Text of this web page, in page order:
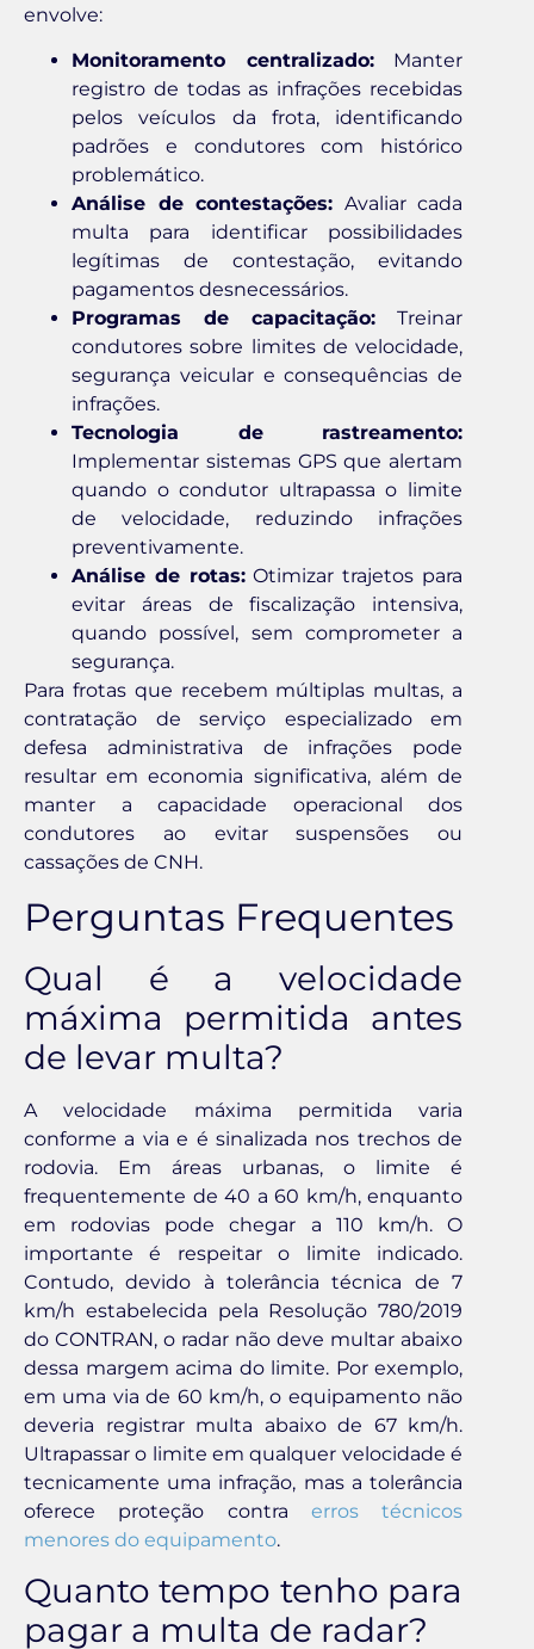
envolve:
Monitoramento centralizado:Manter
registro de todas as infrações recebidas
pelos veículos da frota, identificando
padrões e condutores com histórico
problemático.
Análise de contestações: Avaliar cada
multa para identificar possibilidades
legítimas de contestação, evitando
pagamentos desnecessários.
Programas de capacitação: Treinar
condutores sobre limites de velocidade,
segurança veicular e consequências de
infrações.
Tecnologia de rastreamento:
Implementar sistemas GPS que alertam
quando o condutor ultrapassa o limite
de velocidade, reduzindo infrações
preventivamente.
Análise de rotas:Otimizar trajetos para
evitar áreas de fiscalização intensiva,
quando possível, sem comprometer a
segurança.
Para frotas que recebem múltiplas multas, a
contratação de serviço especializado em
defesa administrativa de infrações pode
resultar em economia significativa, além de
manter a capacidade operacional dos
condutores ao evitar suspensões ou
cassações de CNH.
Perguntas Frequentes
Qual é a velocidade
máxima permitida antes
de levar multa?
A velocidade máxima permitida varia
conforme a via e é sinalizada nos trechos de
rodovia. Em áreas urbanas, o limite é
frequentemente de 40 a 60 km/h, enquanto
em rodovias pode chegar a 110 km/h. O
importante é respeitar o limite indicado.
Contudo, devido à tolerância técnica de 7
km/h estabelecida pela Resolução 780/2019
do CONTRAN, o radar não deve multar abaixo
dessa margem acima do limite. Por exemplo,
em uma via de 60 km/h, o equipamento não
deveria registrar multa abaixo de 67 km/h.
Ultrapassar o limite em qualquer velocidade é
tecnicamente uma infração, mas a tolerância
oferece proteção contra erros técnicos
menores do equipamento.
Quanto tempo tenho para
pagar a multa de radar?